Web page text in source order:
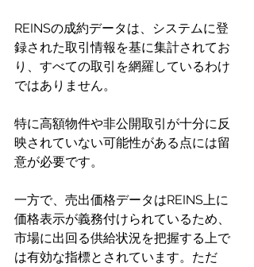
REINSの成約データは、システムに登
録された取引情報を基に集計されてお
り、すべての取引を網羅しているわけ
ではありません。
特に高額物件や非公開取引が十分に反
映されていない可能性がある点には留
意が必要です。
一方で、売出価格データはREINS上に
価格表示が義務付けられているため、
市場に出回る供給状況を把握する上で
は有効な指標とされています。ただ